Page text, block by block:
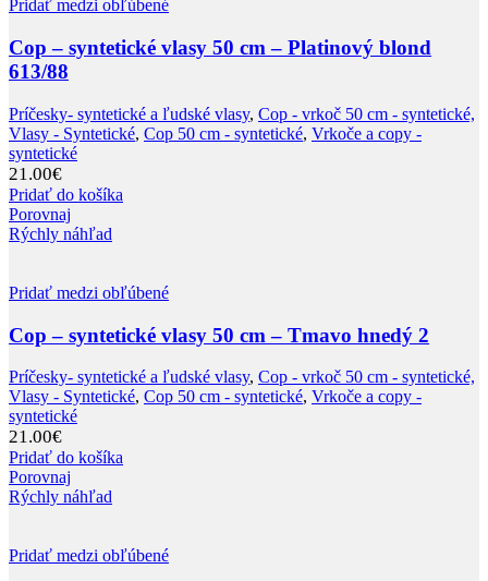
Pridať medzi obľúbené
Cop – syntetické vlasy 50 cm – Platinový blond
613/88
Príčesky- syntetické a ľudské vlasy, Cop - vrkoč 50 cm - syntetické,
Vlasy - Syntetické, Cop 50 cm - syntetické, Vrkoče a copy -
syntetické
21.00€
Pridať do košíka
Porovnaj
Rýchly náhľad
Pridať medzi obľúbené
Cop – syntetické vlasy 50 cm – Tmavo hnedý 2
Príčesky- syntetické a ľudské vlasy, Cop - vrkoč 50 cm - syntetické,
Vlasy - Syntetické, Cop 50 cm - syntetické, Vrkoče a copy -
syntetické
21.00€
Pridať do košíka
Porovnaj
Rýchly náhľad
Pridať medzi obľúbené